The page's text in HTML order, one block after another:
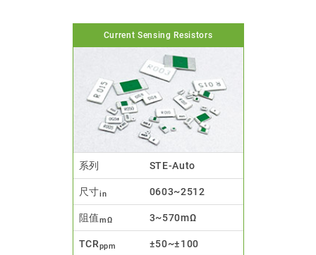
Current Sensing Resistors
系列 STE-Auto
尺寸in 0603~2512
阻值mΩ 3~570mΩ
TCRppm ±50~±100